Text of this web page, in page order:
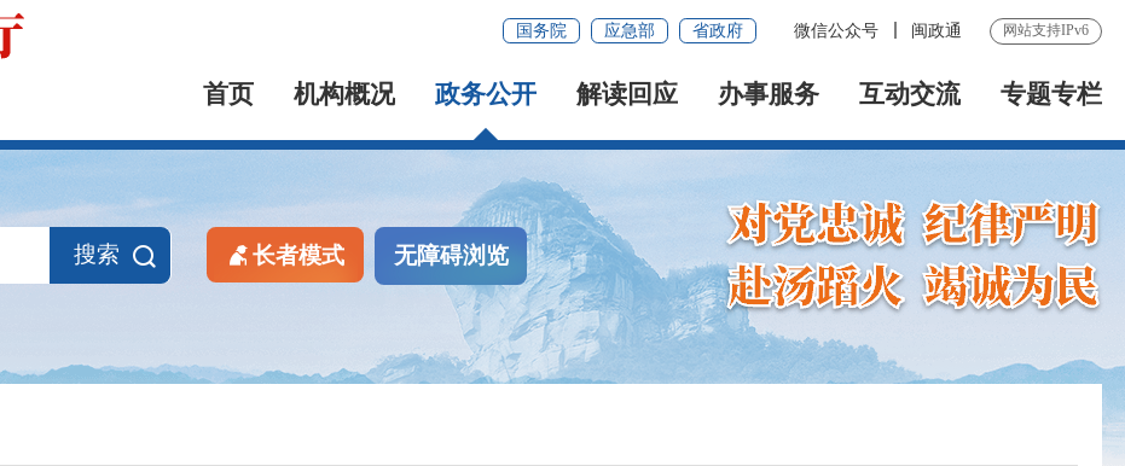
国务院 应急部 省政府 微信公众号 闽政通 网站支持IPv6
首页 机构概况 政务公开 解读回应 办事服务 互动交流 专题专栏
搜索 长者模式 无障碍浏览